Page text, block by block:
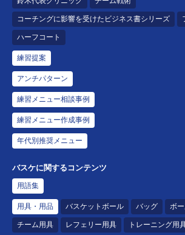
コーチングに影響を受けたビジネス書シリーズ
ハーフコート
練習提案
アンチパターン
練習メニュー相談事例
練習メニュー作成事例
年代別推奨メニュー
バスケに関するコンテンツ
用語集
用具・用品 バスケットボール バッグ ボ
チーム用具 レフェリー用具 トレーニング用